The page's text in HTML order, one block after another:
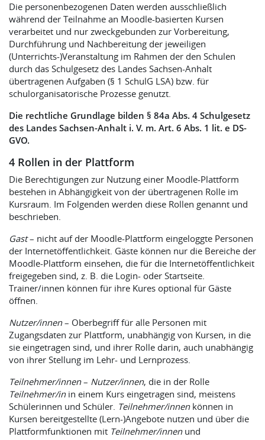
Die personenbezogenen Daten werden ausschließlich
während der Teilnahme an Moodle-basierten Kursen
verarbeitet und nur zweckgebunden zur Vorbereitung,
Durchführung und Nachbereitung der jeweiligen
(Unterrichts-)Veranstaltung im Rahmen der den Schulen
durch das Schulgesetz des Landes Sachsen-Anhalt
übertragenen Aufgaben (§ 1 SchulG LSA) bzw. für
schulorganisatorische Prozesse genutzt.
Die rechtliche Grundlage bilden § 84a Abs. 4 Schulgesetz
des Landes Sachsen-Anhalt i. V. m. Art. 6 Abs. 1 lit. e DS-
GVO.
4 Rollen in der Plattform
Die Berechtigungen zur Nutzung einer Moodle-Plattform
bestehen in Abhängigkeit von der übertragenen Rolle im
Kursraum. Im Folgenden werden diese Rollen genannt und
beschrieben.
Gast– nicht auf der Moodle-Plattform eingeloggte Personen
der Internetöffentlichkeit. Gäste können nur die Bereiche der
Moodle-Plattform einsehen, die für die Internetöffentlichkeit
freigegeben sind, z. B. die Login- oder Startseite.
Trainer/innen können für ihre Kures optional für Gäste
öffnen.
Nutzer/innen– Oberbegriff für alle Personen mit
Zugangsdaten zur Plattform, unabhängig von Kursen, in die
sie eingetragen sind, und ihrer Rolle darin, auch unabhängig
von ihrer Stellung im Lehr- und Lernprozess.
Teilnehmer/innen– Nutzer/innen, die in der Rolle
Teilnehmer/inin einem Kurs eingetragen sind, meistens
Schülerinnen und Schüler. Teilnehmer/innenkönnen in
Kursen bereitgestellte (Lern-)Angebote nutzen und über die
Plattformfunktionen mit Teilnehmer/innenund